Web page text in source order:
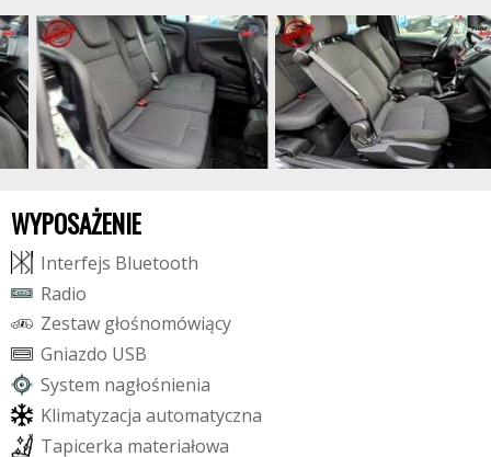
WYPOSAŻENIE
Interfejs Bluetooth
Radio
Zestaw głośnomówiący
Gniazdo USB
System nagłośnienia
Klimatyzacja automatyczna
Tapicerka materiałowa